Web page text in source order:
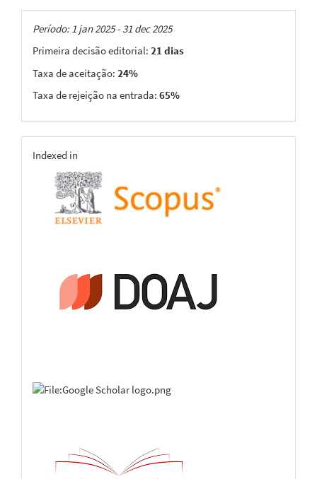
Taxas
Período: 1 jan 2025 - 31 dec 2025
Primeira decisão editorial: 21 dias
Taxa de aceitação: 24%
Taxa de rejeição na entrada: 65%
indexing
Indexed in